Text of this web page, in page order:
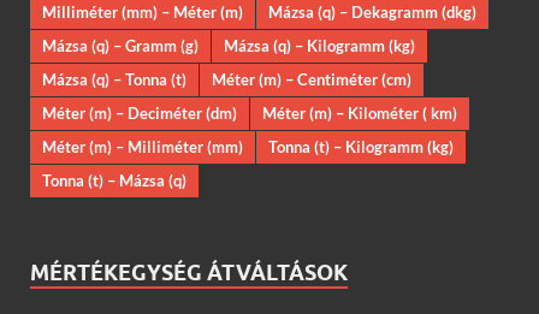
Milliméter (mm) – Méter (m)
Mázsa (q) – Dekagramm (dkg)
Mázsa (q) – Gramm (g)
Mázsa (q) – Kilogramm (kg)
Mázsa (q) – Tonna (t)
Méter (m) – Centiméter (cm)
Méter (m) – Deciméter (dm)
Méter (m) – Kilométer ( km)
Méter (m) – Milliméter (mm)
Tonna (t) – Kilogramm (kg)
Tonna (t) – Mázsa (q)
MÉRTÉKEGYSÉG ÁTVÁLTÁSOK